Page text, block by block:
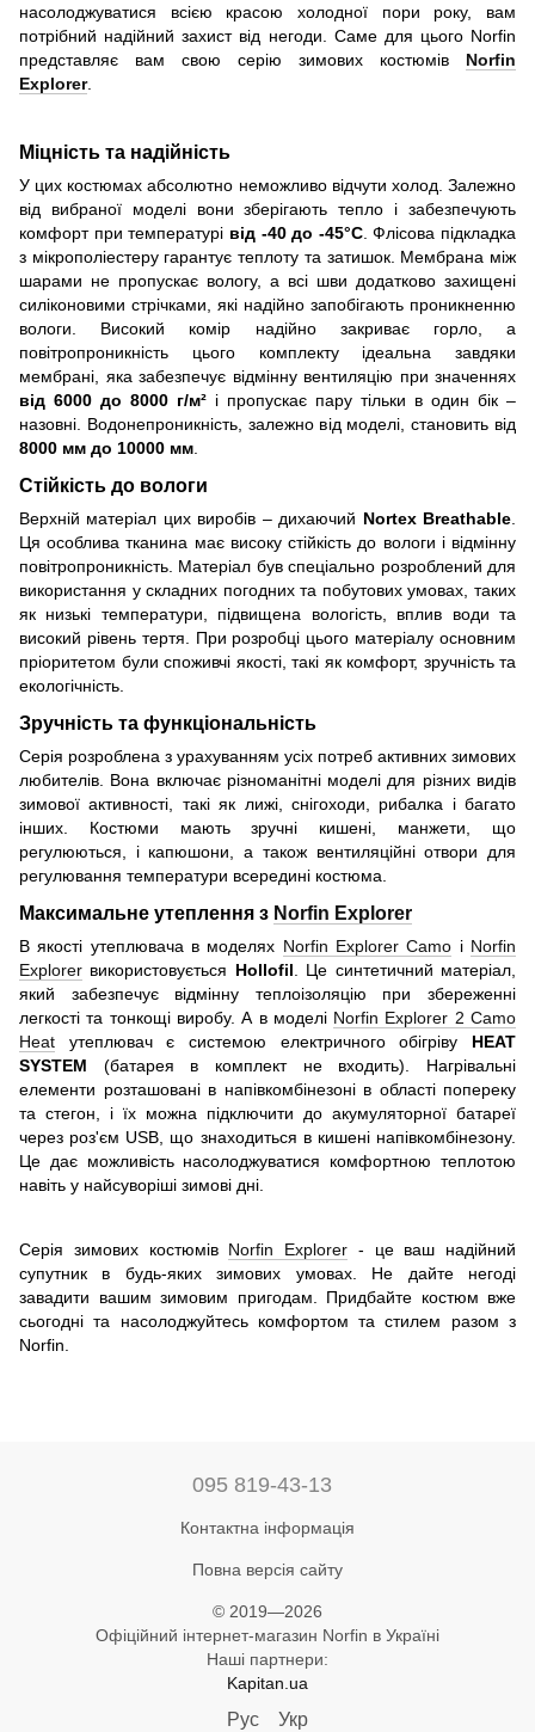
насолоджуватися всією красою холодної пори року, вам
потрібний надійний захист від негоди. Саме для цього Norfin
представляє вам свою серію зимових костюмів Norfin
Explorer.
Міцність та надійність
У цих костюмах абсолютно неможливо відчути холод. Залежно
від вибраної моделі вони зберігають тепло і забезпечують
комфорт при температурі від -40 до -45°C. Флісова підкладка
з мікрополіестеру гарантує теплоту та затишок. Мембрана між
шарами не пропускає вологу, а всі шви додатково захищені
силіконовими стрічками, які надійно запобігають проникненню
вологи. Високий комір надійно закриває горло, а
повітропроникність цього комплекту ідеальна завдяки
мембрані, яка забезпечує відмінну вентиляцію при значеннях
від 6000 до 8000 г/м² і пропускає пару тільки в один бік –
назовні. Водонепроникність, залежно від моделі, становить від
8000 мм до 10000 мм.
Стійкість до вологи
Верхній матеріал цих виробів – дихаючий Nortex Breathable.
Ця особлива тканина має високу стійкість до вологи і відмінну
повітропроникність. Матеріал був спеціально розроблений для
використання у складних погодних та побутових умовах, таких
як низькі температури, підвищена вологість, вплив води та
високий рівень тертя. При розробці цього матеріалу основним
пріоритетом були споживчі якості, такі як комфорт, зручність та
екологічність.
Зручність та функціональність
Серія розроблена з урахуванням усіх потреб активних зимових
любителів. Вона включає різноманітні моделі для різних видів
зимової активності, такі як лижі, снігоходи, рибалка і багато
інших. Костюми мають зручні кишені, манжети, що
регулюються, і капюшони, а також вентиляційні отвори для
регулювання температури всередині костюма.
Максимальне утеплення з Norfin Explorer
В якості утеплювача в моделях Norfin Explorer Camo і Norfin
Explorer використовується Hollofil . Це синтетичний матеріал,
який забезпечує відмінну теплоізоляцію при збереженні
легкості та тонкощі виробу. А в моделі Norfin Explorer 2 Camo
Heat утеплювач є системою електричного обігріву HEAT
SYSTEM (батарея в комплект не входить). Нагрівальні
елементи розташовані в напівкомбінезоні в області попереку
та стегон, і їх можна підключити до акумуляторної батареї
через роз'єм USB, що знаходиться в кишені напівкомбінезону.
Це дає можливість насолоджуватися комфортною теплотою
навіть у найсуворіші зимові дні.
Серія зимових костюмів Norfin Explorer - це ваш надійний
супутник в будь-яких зимових умовах. Не дайте негоді
завадити вашим зимовим пригодам. Придбайте костюм вже
сьогодні та насолоджуйтесь комфортом та стилем разом з
Norfin.
095 819-43-13
Контактна інформація
Повна версія сайту
© 2019—2026
Офіційний інтернет-магазин Norfin в Україні
Наші партнери:
Kapitan.ua
Рус Укр